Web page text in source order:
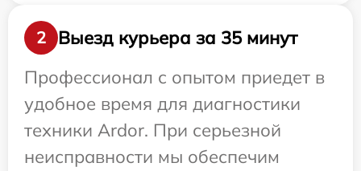
2
Выезд курьера за 35 минут
Профессионал с опытом приедет в
удобное время для диагностики
техники Ardor. При серьезной
неисправности мы обеспечим